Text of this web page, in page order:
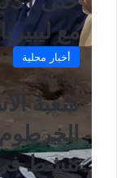
مع ليبيريا
أخبار محلية
منذ 3 أيام
شعبة
تنشط في